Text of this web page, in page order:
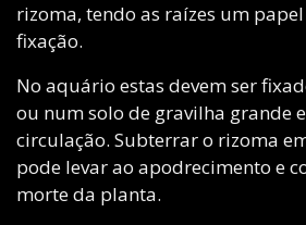
rizoma, tendo as raízes um
fixação.
No aquário estas devem ser
ou num solo de gravilha grande
circulação. Subterrar o rizoma
pode levar ao apodrecimento e
morte da planta.